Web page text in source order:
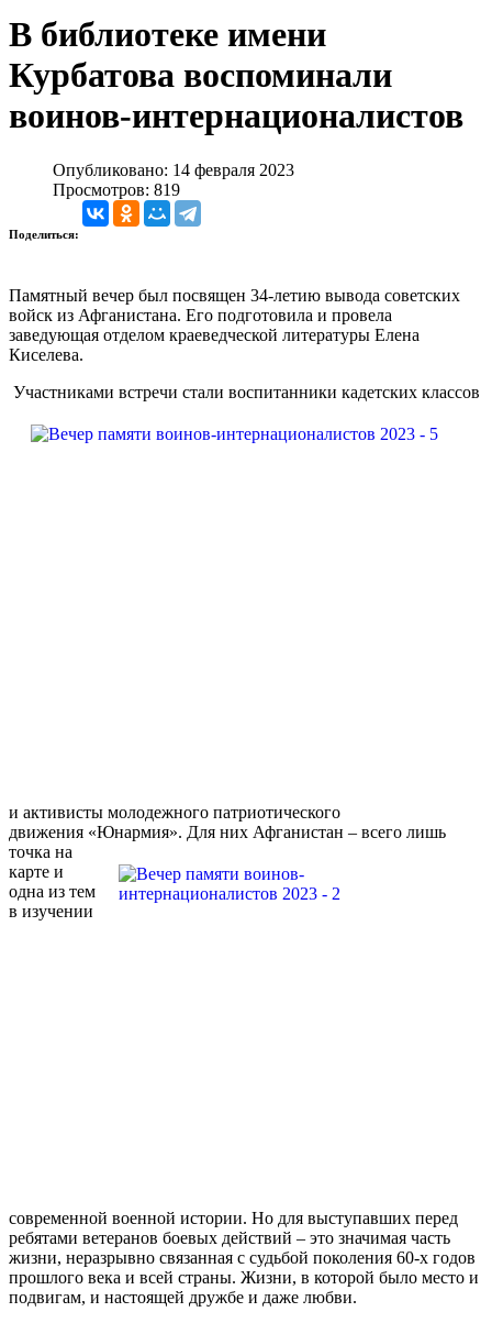
В библиотеке имени
Курбатова воспоминали
воинов-интернационалистов
Опубликовано: 14 февраля 2023
Просмотров: 819
Поделиться:
Памятный вечер был посвящен 34-летию вывода советских
войск из Афганистана. Его подготовила и провела
заведующая отделом краеведческой литературы Елена
Киселева.
Участниками встречи стали воспитанники кадетских классов
и активисты молодежного патриотического
движения «Юнармия». Для них Афганистан – всего лишь
точка на
карте и
одна из тем
в изучении
современной военной истории. Но для выступавших перед
ребятами ветеранов боевых действий – это значимая часть
жизни, неразрывно связанная с судьбой поколения 60-х годов
прошлого века и всей страны. Жизни, в которой было место и
подвигам, и настоящей дружбе и даже любви.